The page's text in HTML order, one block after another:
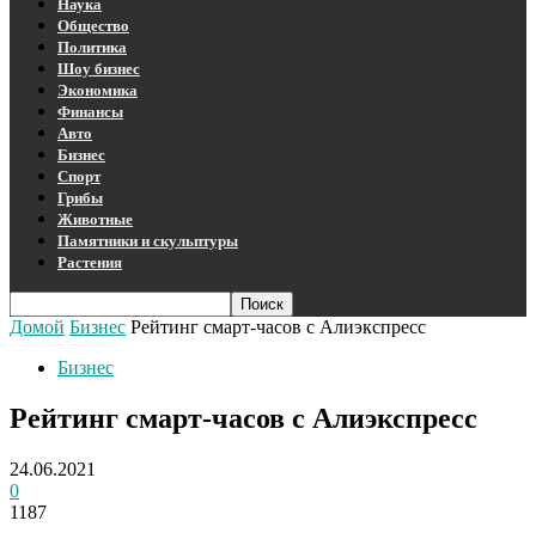
Наука
Общество
Политика
Шоу бизнес
Экономика
Финансы
Авто
Бизнес
Спорт
Грибы
Животные
Памятники и скульптуры
Растения
Домой Бизнес Рейтинг смарт-часов с Алиэкспресс
Бизнес
Рейтинг смарт-часов с Алиэкспресс
24.06.2021
0
1187